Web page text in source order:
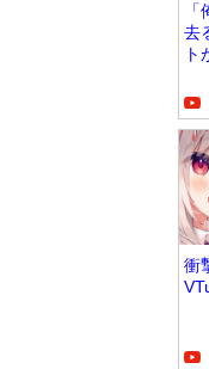
去
ト
衝